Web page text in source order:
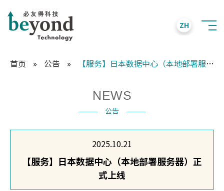
ZH
首页 » 公告 » 【服务】日本数据中心（本地部署服务器）正式上线
NEWS
公告
2025.10.21
【服务】日本数据中心（本地部署服务器）正
式上线